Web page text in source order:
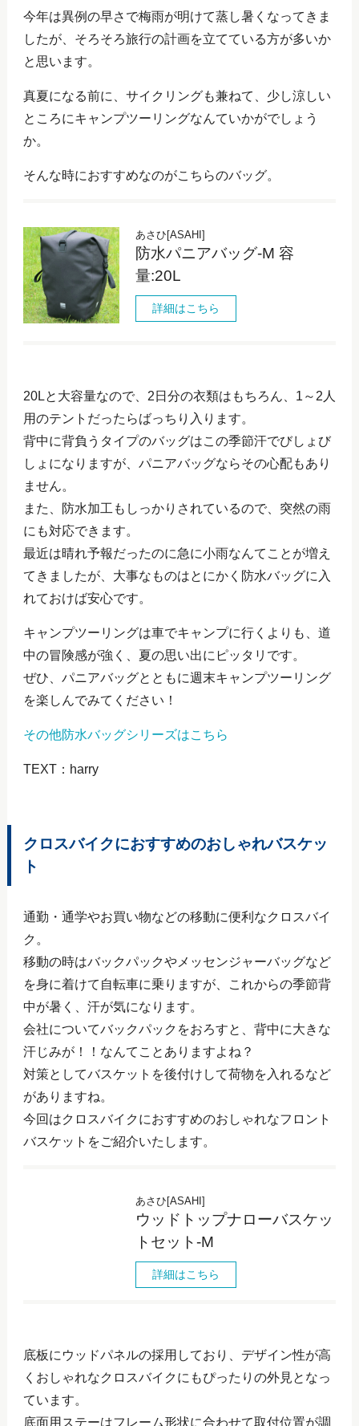
今年は異例の早さで梅雨が明けて蒸し暑くなってきま
したが、そろそろ旅行の計画を立てている方が多いか
と思います。
真夏になる前に、サイクリングも兼ねて、少し涼しい
ところにキャンプツーリングなんていかがでしょう
か。
そんな時におすすめなのがこちらのバッグ。
あさひ[ASAHI]
防水パニアバッグ-M 容
量:20L
詳細はこちら
20Lと大容量なので、2日分の衣類はもちろん、1～2人
用のテントだったらばっちり入ります。
背中に背負うタイプのバッグはこの季節汗でびしょび
しょになりますが、パニアバッグならその心配もあり
ません。
また、防水加工もしっかりされているので、突然の雨
にも対応できます。
最近は晴れ予報だったのに急に小雨なんてことが増え
てきましたが、大事なものはとにかく防水バッグに入
れておけば安心です。
キャンプツーリングは車でキャンプに行くよりも、道
中の冒険感が強く、夏の思い出にピッタリです。
ぜひ、パニアバッグとともに週末キャンプツーリング
を楽しんでみてください！
その他防水バッグシリーズはこちら
TEXT：harry
クロスバイクにおすすめのおしゃれバスケッ
ト
通勤・通学やお買い物などの移動に便利なクロスバイ
ク。
移動の時はバックパックやメッセンジャーバッグなど
を身に着けて自転車に乗りますが、これからの季節背
中が暑く、汗が気になります。
会社についてバックパックをおろすと、背中に大きな
汗じみが！！なんてことありますよね？
対策としてバスケットを後付けして荷物を入れるなど
がありますね。
今回はクロスバイクにおすすめのおしゃれなフロント
バスケットをご紹介いたします。
あさひ[ASAHI]
ウッドトップナローバスケッ
トセット-M
詳細はこちら
底板にウッドパネルの採用しており、デザイン性が高
くおしゃれなクロスバイクにもぴったりの外見となっ
ています。
底面用ステーはフレーム形状に合わせて取付位置が調